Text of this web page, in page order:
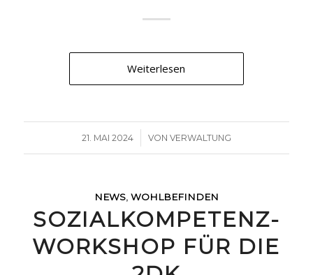
Weiterlesen
21. MAI 2024
/ VON VERWALTUNG
NEWS, WOHLBEFINDEN
SOZIALKOMPETENZ-
WORKSHOP FÜR DIE